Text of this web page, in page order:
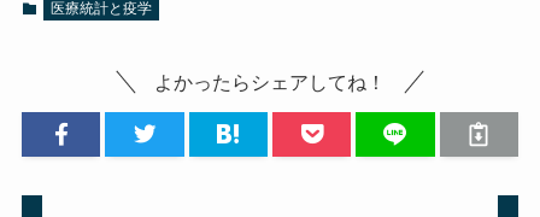
医療統計と疫学
よかったらシェアしてね！